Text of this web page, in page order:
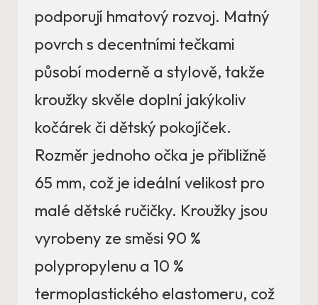
podporují hmatový rozvoj. Matný
povrch s decentními tečkami
působí moderně a stylově, takže
kroužky skvěle doplní jakýkoliv
kočárek či dětský pokojíček.
Rozměr jednoho očka je přibližně
65 mm, což je ideální velikost pro
malé dětské ručičky. Kroužky jsou
vyrobeny ze směsi 90 %
polypropylenu a 10 %
termoplastického elastomeru, což